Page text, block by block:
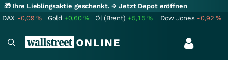
🎁 Ihre Lieblingsaktie geschenkt.→ Jetzt Depot eröffnen
DAX -0,09% Gold +0,60% Öl (Brent) +5,15% Dow Jones -0,92%